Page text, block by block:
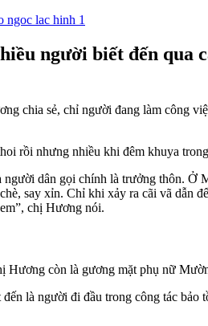
người biết đến qua
chia sẻ, chỉ người đang làm công
rồi nhưng nhiều khi đêm khuya
dân gọi chính là trưởng thôn.
say xỉn. Chỉ khi xảy ra cãi vã dẫn
chị Hương nói.
còn là gương mặt phụ nữ
là người đi đầu trong công tác